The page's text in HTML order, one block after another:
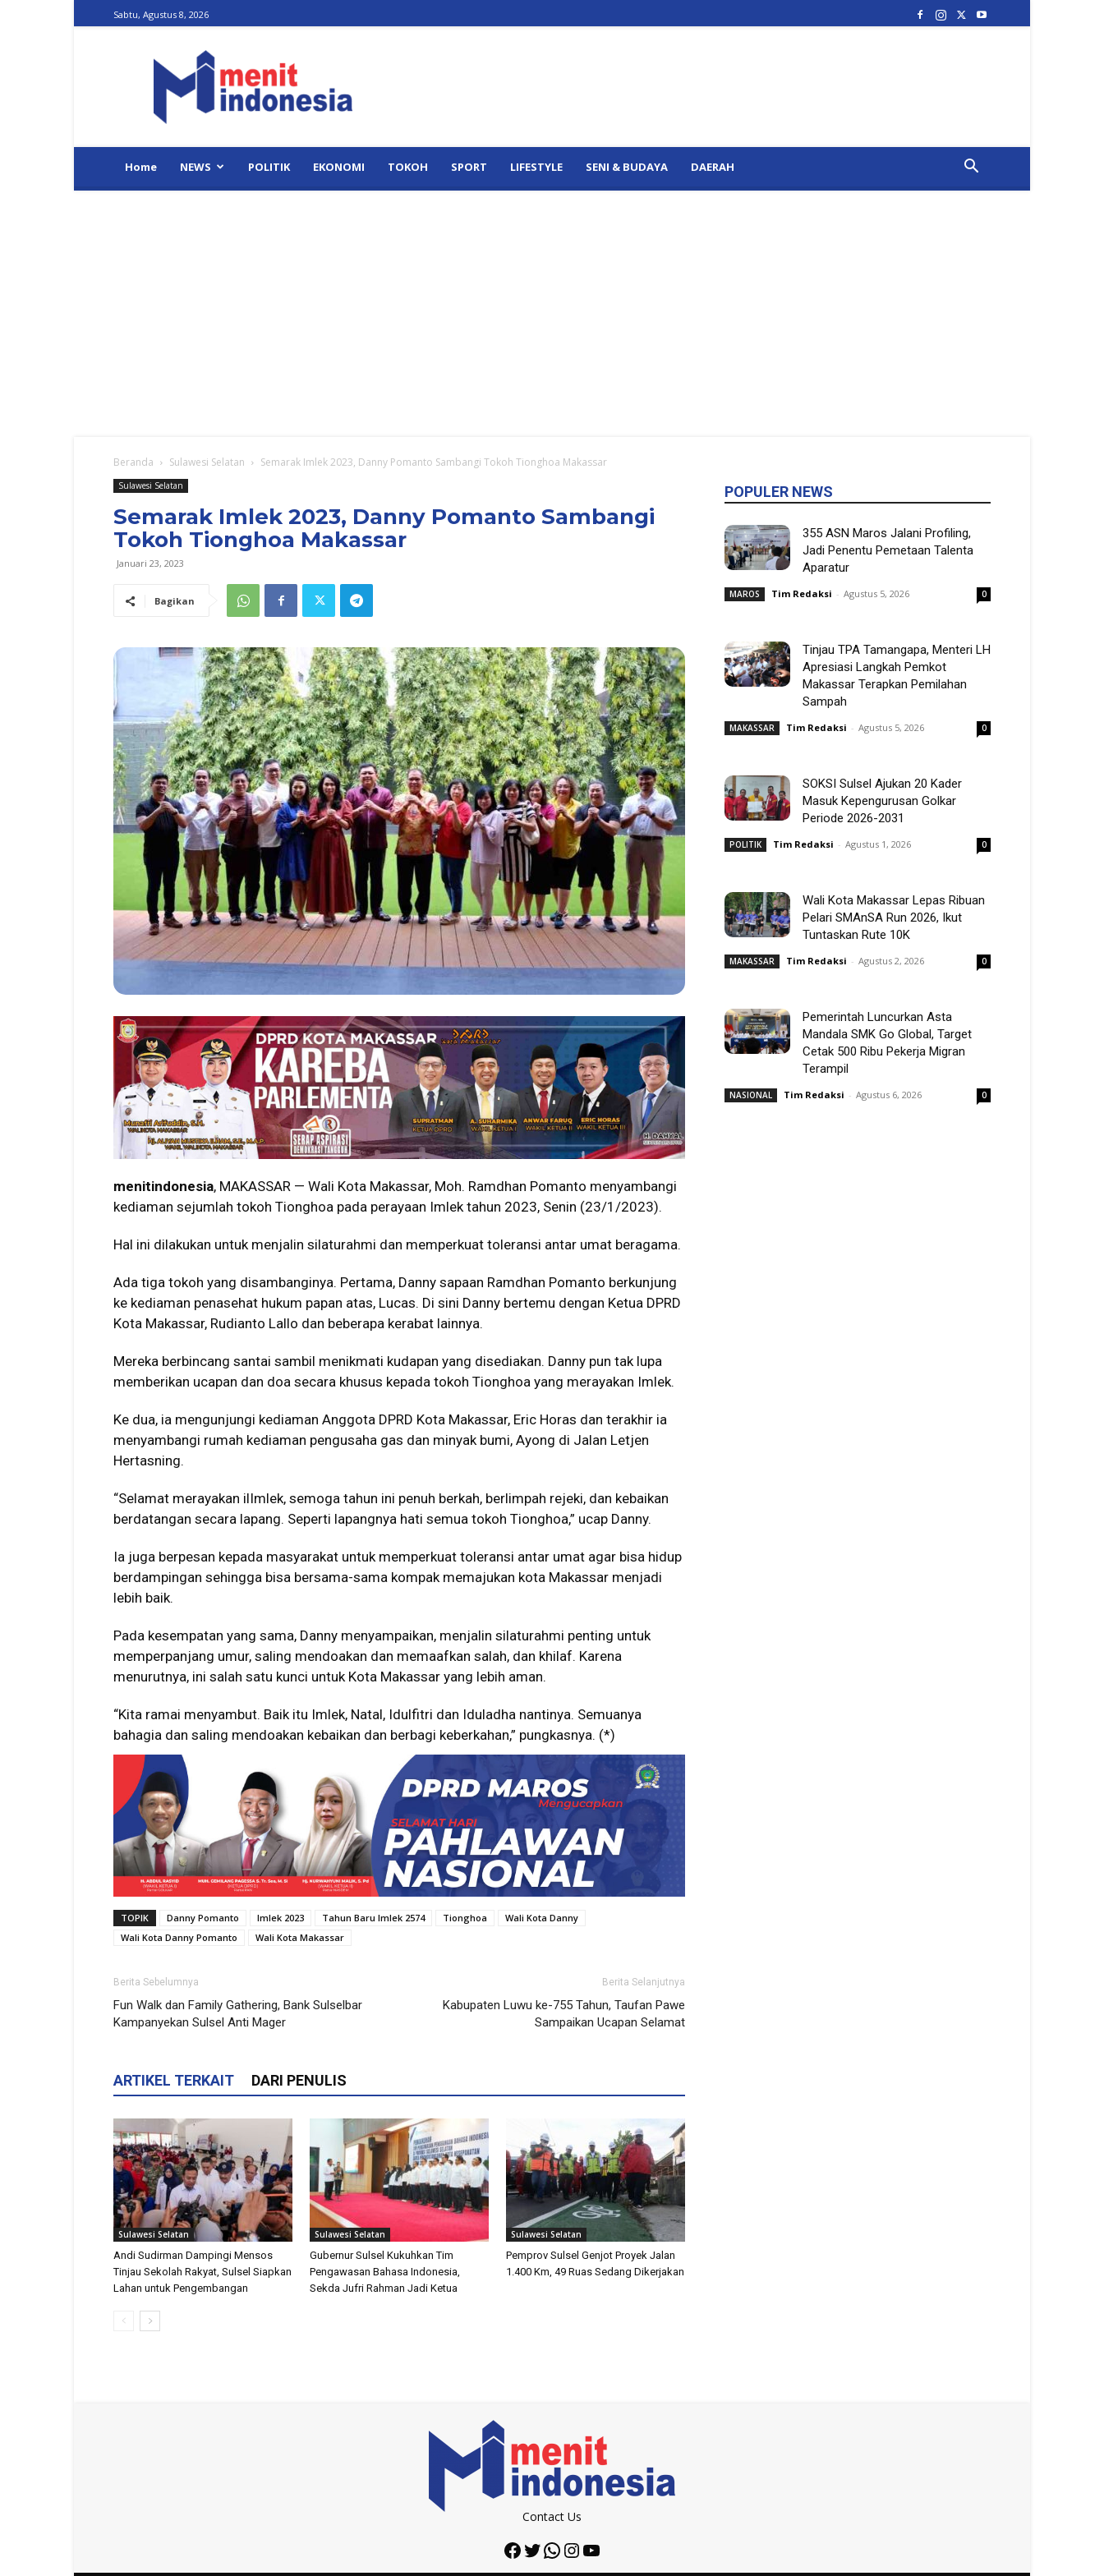
Sabtu, Agustus 8, 2026
Indonesia
Home NEWS POLITIK EKONOMI TOKOH SPORT LIFESTYLE SENI & BUDAYA DAERAH
Beranda Sulawesi Selatan Semarak Imlek 2023, Danny Pomanto Sambangi Tokoh Tionghoa Makassar
Sulawesi Selatan
Semarak Imlek 2023, Danny Pomanto Sambangi
Tokoh Tionghoa Makassar
Januari 23, 2023
Bagikan
menitindonesia, MAKASSAR — Wali Kota Makassar, Moh. Ramdhan Pomanto menyambangi
kediaman sejumlah tokoh Tionghoa pada perayaan Imlek tahun 2023, Senin (23/1/2023).
Hal ini dilakukan untuk menjalin silaturahmi dan memperkuat toleransi antar umat beragama.
Ada tiga tokoh yang disambanginya. Pertama, Danny sapaan Ramdhan Pomanto berkunjung
ke kediaman penasehat hukum papan atas, Lucas. Di sini Danny bertemu dengan Ketua DPRD
Kota Makassar, Rudianto Lallo dan beberapa kerabat lainnya.
Mereka berbincang santai sambil menikmati kudapan yang disediakan. Danny pun tak lupa
memberikan ucapan dan doa secara khusus kepada tokoh Tionghoa yang merayakan Imlek.
Ke dua, ia mengunjungi kediaman Anggota DPRD Kota Makassar, Eric Horas dan terakhir ia
menyambangi rumah kediaman pengusaha gas dan minyak bumi, Ayong di Jalan Letjen
Hertasning.
“Selamat merayakan ilImlek, semoga tahun ini penuh berkah, berlimpah rejeki, dan kebaikan
berdatangan secara lapang. Seperti lapangnya hati semua tokoh Tionghoa,” ucap Danny.
Ia juga berpesan kepada masyarakat untuk memperkuat toleransi antar umat agar bisa hidup
berdampingan sehingga bisa bersama-sama kompak memajukan kota Makassar menjadi
lebih baik.
Pada kesempatan yang sama, Danny menyampaikan, menjalin silaturahmi penting untuk
memperpanjang umur, saling mendoakan dan memaafkan salah, dan khilaf. Karena
menurutnya, ini salah satu kunci untuk Kota Makassar yang lebih aman.
“Kita ramai menyambut. Baik itu Imlek, Natal, Idulfitri dan Iduladha nantinya. Semuanya
bahagia dan saling mendoakan kebaikan dan berbagi keberkahan,” pungkasnya. (*)
TOPIK Danny Pomanto Imlek 2023 Tahun Baru Imlek 2574 Tionghoa
Wali Kota Danny
Wali Kota Danny Pomanto
Wali Kota Makassar
Berita Sebelumnya
Fun Walk dan Family Gathering, Bank Sulselbar
Kampanyekan Sulsel Anti Mager
Berita Selanjutnya
Kabupaten Luwu ke-755 Tahun, Taufan Pawe
Sampaikan Ucapan Selamat
ARTIKEL TERKAIT DARI PENULIS
Sulawesi Selatan
Andi Sudirman Dampingi Mensos
Tinjau Sekolah Rakyat, Sulsel Siapkan
Lahan untuk Pengembangan
Sulawesi Selatan
Gubernur Sulsel Kukuhkan Tim
Pengawasan Bahasa Indonesia,
Sekda Jufri Rahman Jadi Ketua
Sulawesi Selatan
Pemprov Sulsel Genjot Proyek Jalan
1.400 Km, 49 Ruas Sedang Dikerjakan
POPULER NEWS
355 ASN Maros Jalani Profiling,
Jadi Penentu Pemetaan Talenta
Aparatur
MAROS Tim Redaksi - Agustus 5, 2026 0
Tinjau TPA Tamangapa, Menteri LH
Apresiasi Langkah Pemkot
Makassar Terapkan Pemilahan
Sampah
MAKASSAR Tim Redaksi - Agustus 5, 2026 0
SOKSI Sulsel Ajukan 20 Kader
Masuk Kepengurusan Golkar
Periode 2026-2031
POLITIK Tim Redaksi - Agustus 1, 2026 0
Wali Kota Makassar Lepas Ribuan
Pelari SMAnSA Run 2026, Ikut
Tuntaskan Rute 10K
MAKASSAR Tim Redaksi - Agustus 2, 2026 0
Pemerintah Luncurkan Asta
Mandala SMK Go Global, Target
Cetak 500 Ribu Pekerja Migran
Terampil
NASIONAL Tim Redaksi - Agustus 6, 2026 0
Contact Us
Facebook
Twitter
WhatsApp
Instagram
YouTube